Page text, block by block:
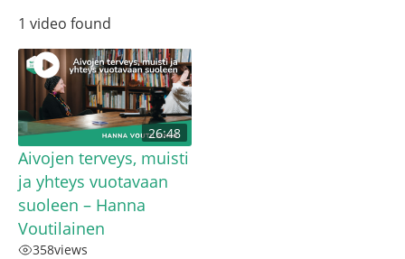
1 video found
26:48
Aivojen terveys, muisti
ja yhteys vuotavaan
suoleen – Hanna
Voutilainen
358views